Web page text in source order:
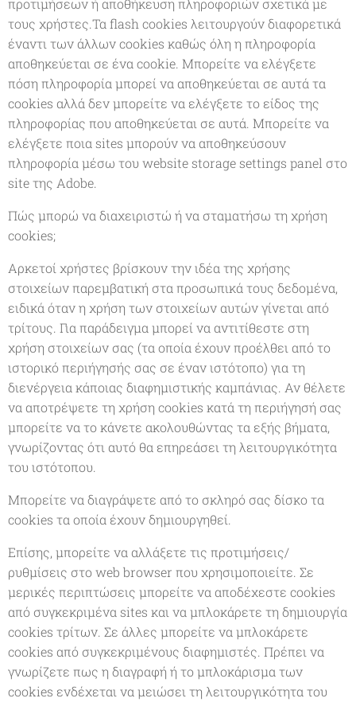
προτιμήσεων ή αποθήκευση πληροφοριών σχετικά με
τους χρήστες.Τα flash cookies λειτουργούν διαφορετικά
έναντι των άλλων cookies καθώς όλη η πληροφορία
αποθηκεύεται σε ένα cookie. Μπορείτε να ελέγξετε
πόση πληροφορία μπορεί να αποθηκεύεται σε αυτά τα
cookies αλλά δεν μπορείτε να ελέγξετε το είδος της
πληροφορίας που αποθηκεύεται σε αυτά. Μπορείτε να
ελέγξετε ποια sites μπορούν να αποθηκεύσουν
πληροφορία μέσω του website storage settings panel στο
site της Adobe.
Πώς μπορώ να διαχειριστώ ή να σταματήσω τη χρήση
cookies;
Αρκετοί χρήστες βρίσκουν την ιδέα της χρήσης
στοιχείων παρεμβατική στα προσωπικά τους δεδομένα,
ειδικά όταν η χρήση των στοιχείων αυτών γίνεται από
τρίτους. Για παράδειγμα μπορεί να αντιτίθεστε στη
χρήση στοιχείων σας (τα οποία έχουν προέλθει από το
ιστορικό περιήγησής σας σε έναν ιστότοπο) για τη
διενέργεια κάποιας διαφημιστικής καμπάνιας. Αν θέλετε
να αποτρέψετε τη χρήση cookies κατά τη περιήγησή σας
μπορείτε να το κάνετε ακολουθώντας τα εξής βήματα,
γνωρίζοντας ότι αυτό θα επηρεάσει τη λειτουργικότητα
του ιστότοπου.
Μπορείτε να διαγράψετε από το σκληρό σας δίσκο τα
cookies τα οποία έχουν δημιουργηθεί.
Επίσης, μπορείτε να αλλάξετε τις προτιμήσεις/
ρυθμίσεις στο web browser που χρησιμοποιείτε. Σε
μερικές περιπτώσεις μπορείτε να αποδέχεστε cookies
από συγκεκριμένα sites και να μπλοκάρετε τη δημιουργία
cookies τρίτων. Σε άλλες μπορείτε να μπλοκάρετε
cookies από συγκεκριμένους διαφημιστές. Πρέπει να
γνωρίζετε πως η διαγραφή ή το μπλοκάρισμα των
cookies ενδέχεται να μειώσει τη λειτουργικότητα του